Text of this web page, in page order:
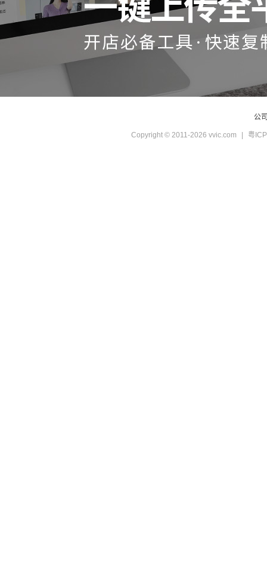
公
Copyright © 2011-2026 vvic.com 粤